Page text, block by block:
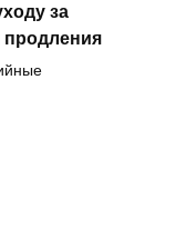
за
продления